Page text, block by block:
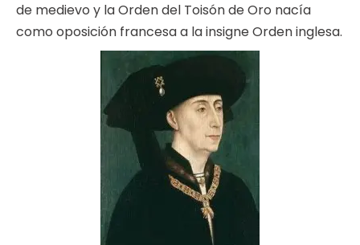
de medievo y la Orden del Toisón de Oro nacía
como oposición francesa a la insigne Orden inglesa.